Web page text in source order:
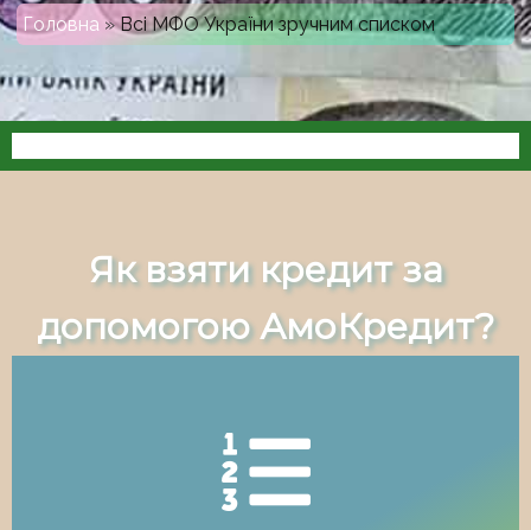
Головна »Всі МФО України зручним списком
Як взяти кредит за
допомогою АмоКредит?